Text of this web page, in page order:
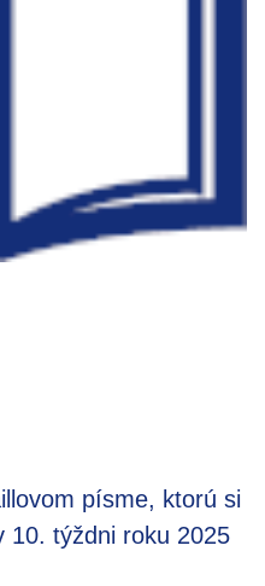
písme, ktorú si
10. týždni roku 2025